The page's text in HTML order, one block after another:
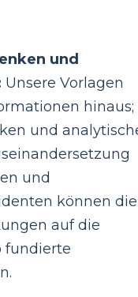
und
Unsere Vorlagen
hinaus;
und
und
können die
auf die
fundierte